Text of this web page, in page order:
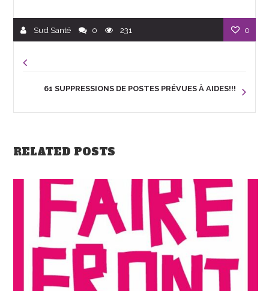
Sud Santé 0 231 0
61 SUPPRESSIONS DE POSTES PRÉVUES À AIDES!!!
RELATED POSTS